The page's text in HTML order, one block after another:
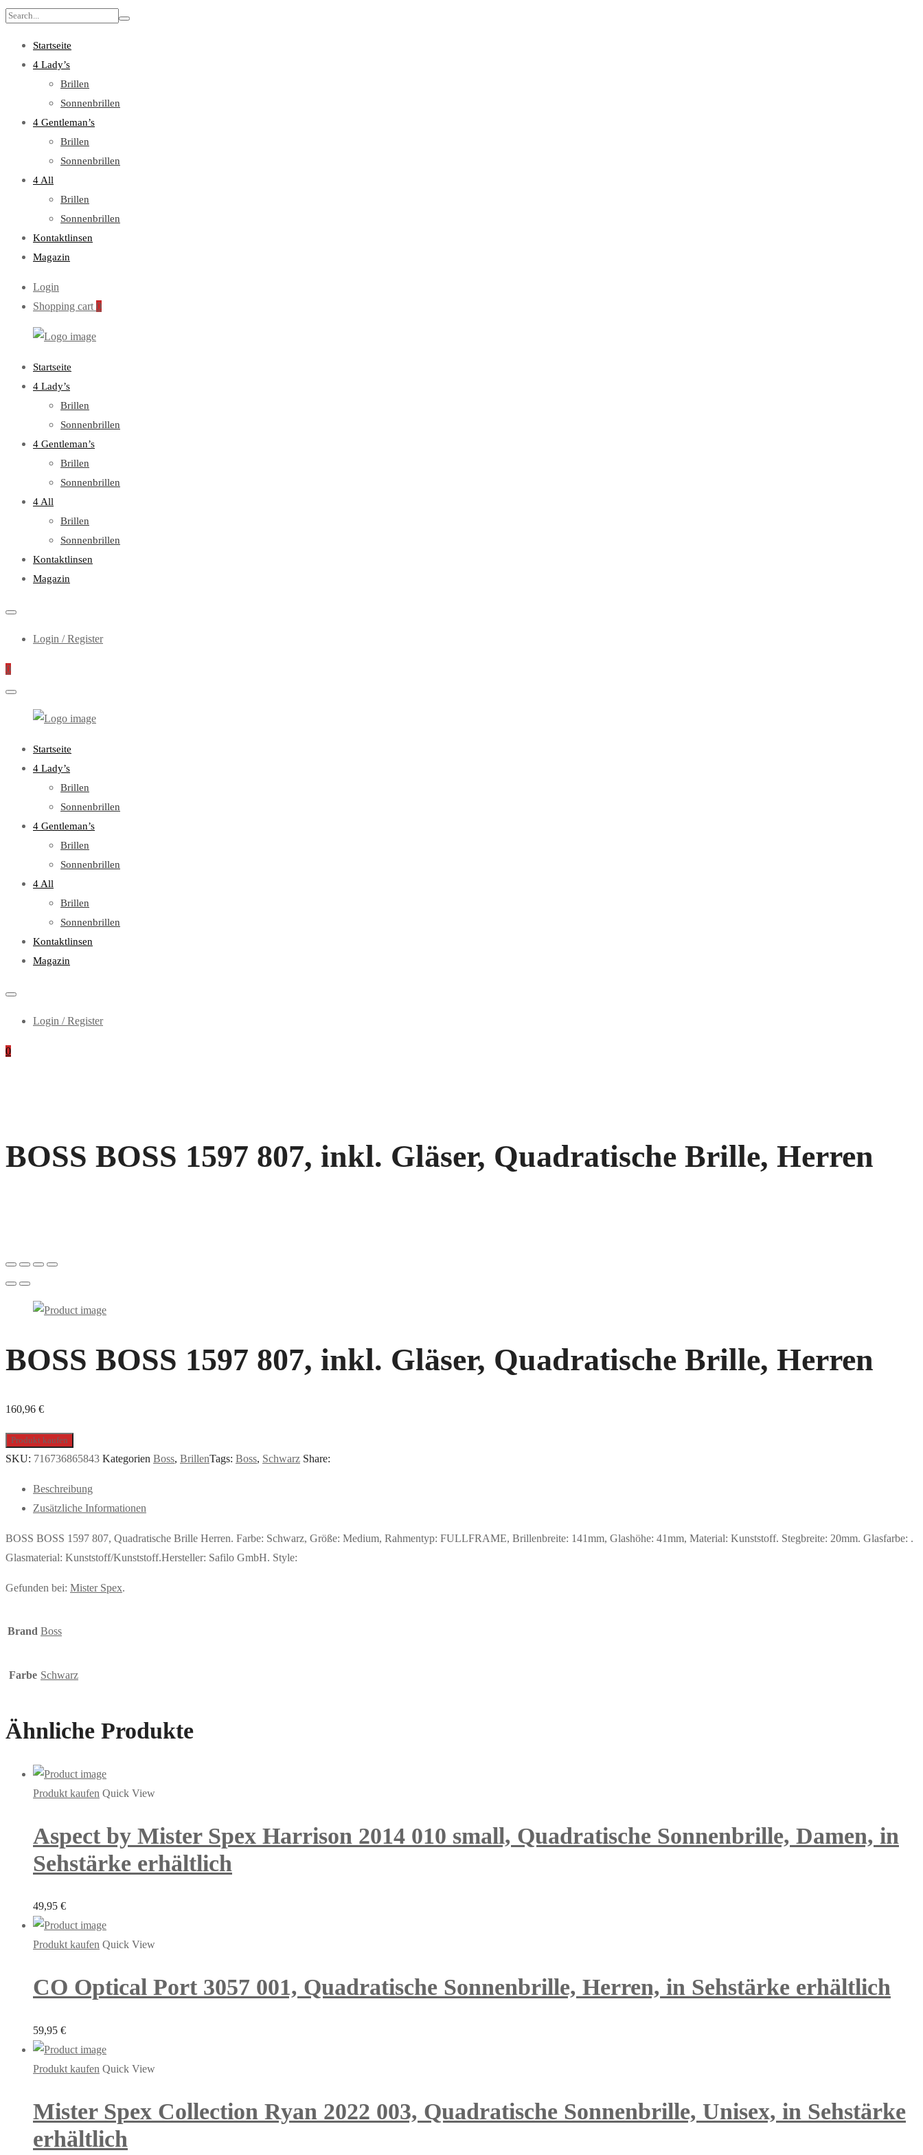
Search
Startseite
4 Lady’s
Brillen
Sonnenbrillen
4 Gentleman’s
Brillen
Sonnenbrillen
4 All
Brillen
Sonnenbrillen
Kontaktlinsen
Magazin
Login
Shopping cart 0
Primary
Menu
Startseite
4 Lady’s
Brillen
Sonnenbrillen
4 Gentleman’s
Brillen
Sonnenbrillen
4 All
Brillen
Sonnenbrillen
Kontaktlinsen
Magazin
Login / Register
0
Primary
Menu
Startseite
4 Lady’s
Brillen
Sonnenbrillen
4 Gentleman’s
Brillen
Sonnenbrillen
4 All
Brillen
Sonnenbrillen
Kontaktlinsen
Magazin
Login / Register
0
BOSS BOSS 1597 807, inkl. Gläser, Quadratische Brille, Herren
BOSS BOSS 1597 807, inkl. Gläser, Quadratische Brille, Herren
160,96 €
Produkt kaufen
SKU: 716736865843 Kategorien Boss, BrillenTags: Boss, Schwarz Share:
Beschreibung
Zusätzliche Informationen
BOSS BOSS 1597 807, Quadratische Brille Herren. Farbe: Schwarz, Größe: Medium, Rahmentyp: FULLFRAME, Brillenbreite: 141mm, Glashöhe: 41mm, Material: Kunststoff. Stegbreite: 20mm. Glasfarbe: .
Glasmaterial: Kunststoff/Kunststoff.Hersteller: Safilo GmbH. Style:
Gefunden bei: Mister Spex.
Brand Boss
Farbe Schwarz
Ähnliche Produkte
Produkt kaufen Quick View
Aspect by Mister Spex Harrison 2014 010 small, Quadratische Sonnenbrille, Damen, in
Sehstärke erhältlich
49,95 €
Produkt kaufen Quick View
CO Optical Port 3057 001, Quadratische Sonnenbrille, Herren, in Sehstärke erhältlich
59,95 €
Produkt kaufen Quick View
Mister Spex Collection Ryan 2022 003, Quadratische Sonnenbrille, Unisex, in Sehstärke
erhältlich